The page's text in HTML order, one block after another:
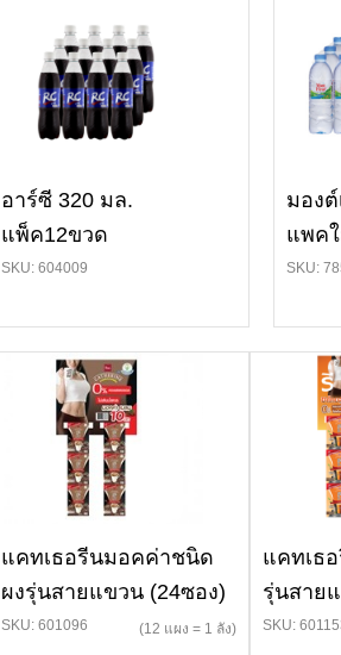
อาร์ซี 320 มล.
แพ็ค12ขวด
SKU: 604009
มอง
แพค
SKU:
แคทเธอรีนมอคค่าชนิด
ผงรุ่นสายแขวน (24ซอง)
SKU: 601096 (12 แผง = 1 ลัง)
แคทเธ
รุ่นสาย
SKU: